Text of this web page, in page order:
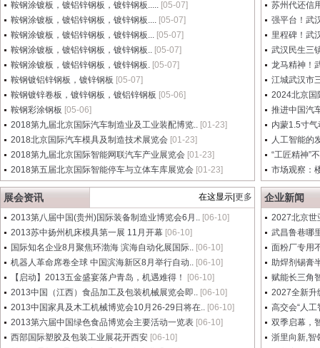
鞍钢涂镀板，镀铝锌钢板，镀锌钢板..... [05-07]
鞍钢涂镀板，镀铝锌钢板，镀锌钢板.... [05-07]
鞍钢涂镀板，镀铝锌钢板，镀锌钢板... [05-07]
鞍钢涂镀板，镀铝锌钢板，镀锌钢板.. [05-07]
鞍钢涂镀板，镀铝锌钢板，镀锌钢板. [05-07]
鞍钢镀铝锌钢板，镀锌钢板 [05-07]
鞍钢镀锌卷板，镀锌钢板，镀铝锌钢板 [05-06]
鞍钢彩涂钢板 [05-06]
2018第九届北京国际汽车制造业及工业装配博览.. [01-23]
2018北京国际汽车模具及制造技术展览会 [01-23]
2018第九届北京国际智能网联汽车产业展览会 [01-23]
2018第五届北京国际智能停车与立体车库展览会 [01-23]
苏州代还信
强平台！武
里程碑！武
武汉民生三
龙马精神！
江城武汉市
2024北京国
推进中国汽
内蒙1.5寸
人工智能的
“工匠精神”
市场观察：
展会资讯 在这显示| 更多
2013第八届中国(贵州)国际装备制造业博览会6月.. [06-10]
2013苏中扬州机床模具第一展 11月开幕 [06-10]
国际知名企业8月聚焦环渤海 滨海自动化展国际.. [06-10]
机器人革命席卷全球 中国滨海新区8月举行自动.. [06-10]
【启动】2013五金盛宴落户青岛，机遇难得！
[06-10]
2013中国（江西）食品加工及包装机械展览会即.. [06-10]
2013中国家具及木工机械博览会10月26-29日将在.. [06-10]
2013第六届中国绿色食品博览会主要活动一览表 [06-10]
西部国际塑胶及包装工业展花开西安 [06-10]
企业新闻
2027北京世
武昌鲁巷哪
面粉厂专用
助焊剂锡膏
赋能长三角
2027全新升
高交会“人
双季启幕，
浙里向新,智